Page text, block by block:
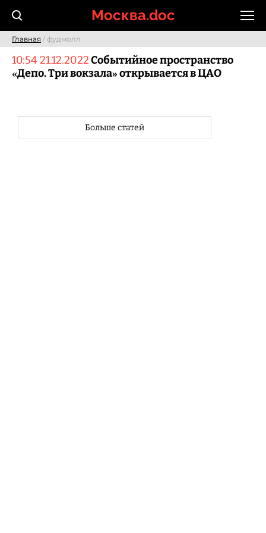
Москва.doc
Главная / фудмолл
10:54 21.12.2022Событийное пространство
«Депо. Три вокзала» открывается в ЦАО
Больше статей